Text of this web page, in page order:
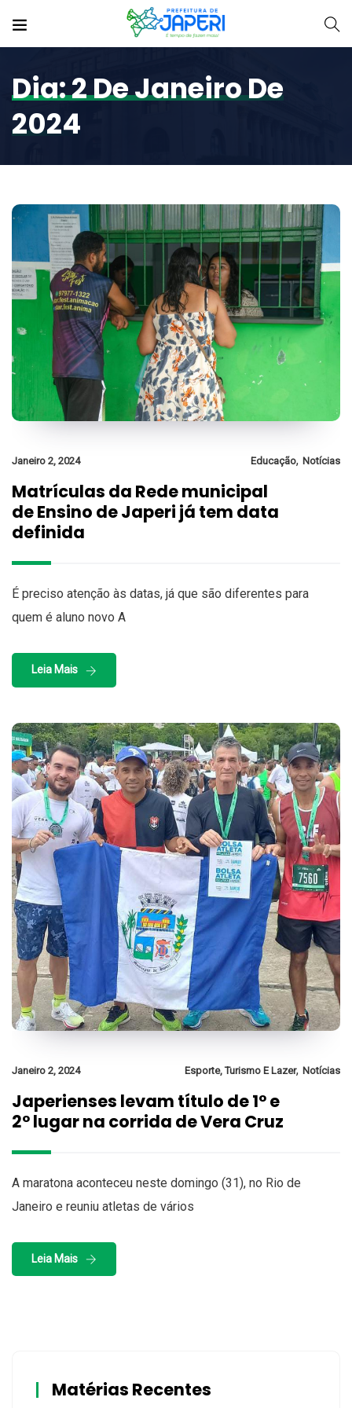
Dia:2 De Janeiro De
2024
Janeiro 2, 2024 Educação, Notícias
Matrículas da Rede municipal
de Ensino de Japeri já tem data
definida
É preciso atenção às datas, já que são diferentes para
quem é aluno novo A
Leia Mais
Janeiro 2, 2024 Esporte, Turismo E Lazer, Notícias
Japerienses levam título de 1° e
2° lugar na corrida de Vera Cruz
A maratona aconteceu neste domingo (31), no Rio de
Janeiro e reuniu atletas de vários
Leia Mais
Matérias Recentes